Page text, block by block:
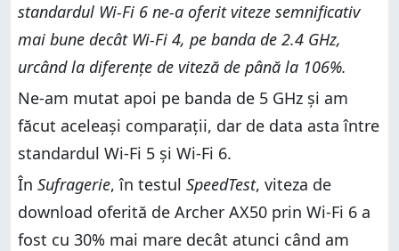
standardul Wi-Fi 6 ne-a oferit viteze semnificativ
mai bune decât Wi-Fi 4, pe banda de 2.4 GHz,
urcând la diferențe de viteză de până la 106%.
Ne-am mutat apoi pe banda de 5 GHz și am
făcut aceleași comparații, dar de data asta între
standardul Wi-Fi 5 și Wi-Fi 6.
În Sufragerie, în testul SpeedTest, viteza de
download oferită de Archer AX50 prin Wi-Fi 6 a
fost cu 30% mai mare decât atunci când am